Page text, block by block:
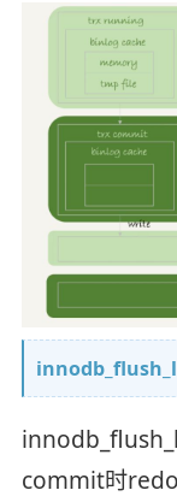
commit时redo